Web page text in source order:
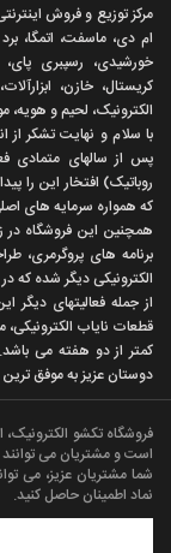
مرکز توزیع و فروش
ام دی، ماسفت، اتمگا،
خورشیدی، رسپبری پای،
کریستال، خازن،
الکترونیک، لحیم و هویه،
با سلام و نهايت تشکر از
پس از سالهای متمادی
روباتيک) افتخار اين را
که همواره سرمايه های
همچنين اين فروشگاه در
برنامه های پروگرمری،
الکترونيکی ديگر شده که
از جمله فعاليتهای ديگر
قطعات ناياب
کمتر از دو هفته می
دوستان عزيز به موفق ترين
فروشگاه تکشو
است و مشتریان می توانند
شما مشتریان عزیز، می
نماد اطمینان حاصل کنید.